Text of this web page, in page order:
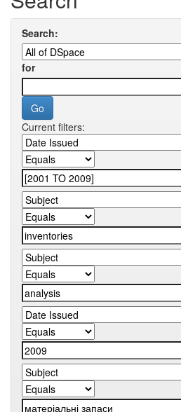
Search:
for
Current filters: